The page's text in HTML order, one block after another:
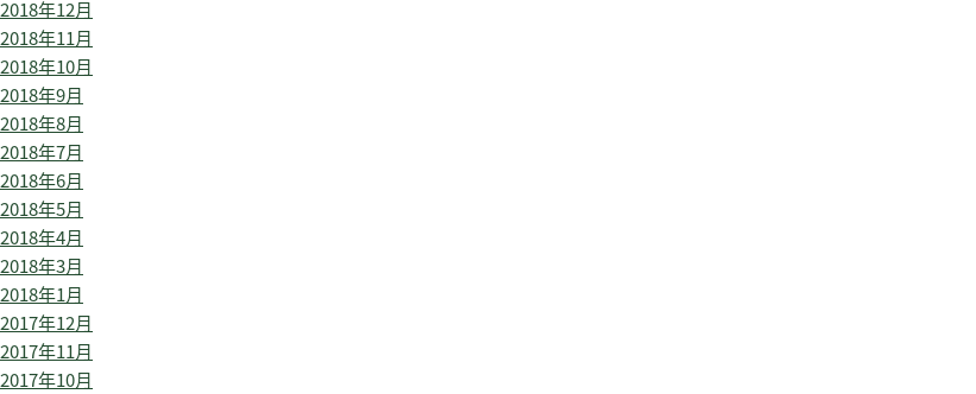
2018年12月
2018年11月
2018年10月
2018年9月
2018年8月
2018年7月
2018年6月
2018年5月
2018年4月
2018年3月
2018年1月
2017年12月
2017年11月
2017年10月